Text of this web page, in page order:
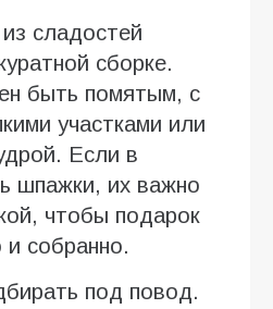
сладостей
сборке.
быть помятым, с
участками или
Если в
шпажки, их важно
чтобы подарок
и собранно.
под повод.